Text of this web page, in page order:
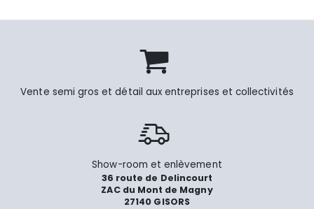
Vente semi gros et détail aux entreprises et collectivités
Show-room et enlèvement
36 route de Delincourt
ZAC du Mont de Magny
27140 GISORS